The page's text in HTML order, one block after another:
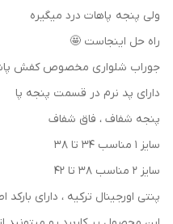
ولی پنجه پاهات درد میگیره
راه حل اینجاست 🤩
جوراب شلواری مخصوص کفش
دارای پد نرم در قسمت پنجه پا
پنجه شفاف ، فاق شفاف
سایز ۱ مناسب ۳۴ تا ۳۸
سایز ۲ مناسب ۳۸ تا ۴۲
پنتی اورجینال ترکیه ، دارای بارکد